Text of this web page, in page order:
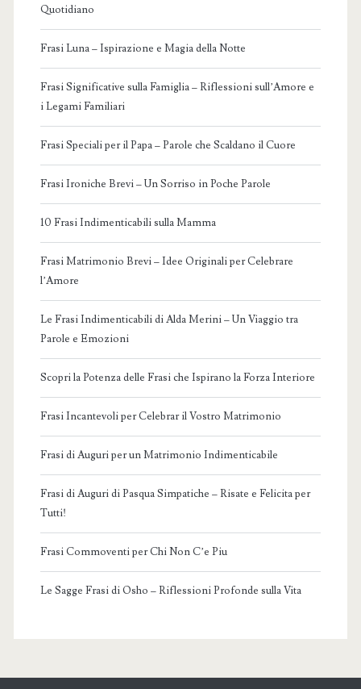
Quotidiano
Frasi Luna – Ispirazione e Magia della Notte
Frasi Significative sulla Famiglia – Riflessioni sull’Amore e
i Legami Familiari
Frasi Speciali per il Papa – Parole che Scaldano il Cuore
Frasi Ironiche Brevi – Un Sorriso in Poche Parole
10 Frasi Indimenticabili sulla Mamma
Frasi Matrimonio Brevi – Idee Originali per Celebrare
l’Amore
Le Frasi Indimenticabili di Alda Merini – Un Viaggio tra
Parole e Emozioni
Scopri la Potenza delle Frasi che Ispirano la Forza Interiore
Frasi Incantevoli per Celebrar il Vostro Matrimonio
Frasi di Auguri per un Matrimonio Indimenticabile
Frasi di Auguri di Pasqua Simpatiche – Risate e Felicita per
Tutti!
Frasi Commoventi per Chi Non C’e Piu
Le Sagge Frasi di Osho – Riflessioni Profonde sulla Vita